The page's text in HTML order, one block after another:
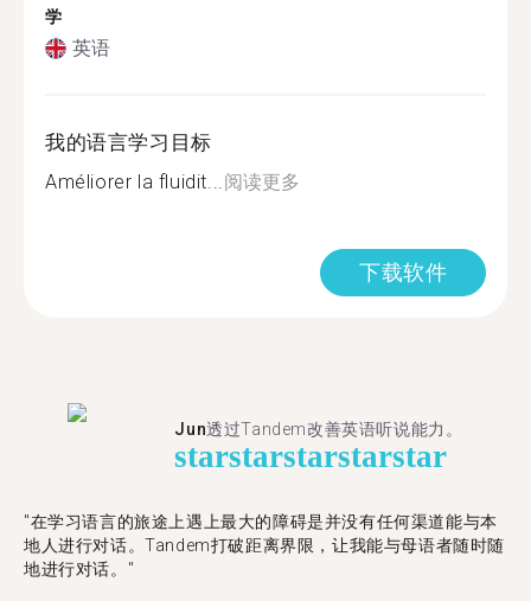
学
英语
我的语言学习目标
Améliorer la fluidit...阅读更多
下载软件
Jun透过Tandem改善英语听说能力。
starstarstarstarstar
"在学习语言的旅途上遇上最大的障碍是并没有任何渠道能与本
地人进行对话。Tandem打破距离界限，让我能与母语者随时随
地进行对话。"